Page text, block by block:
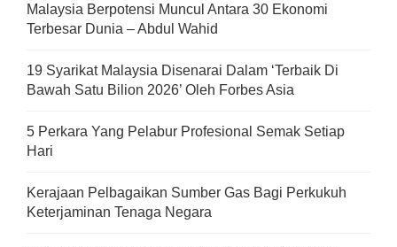
Malaysia Berpotensi Muncul Antara 30 Ekonomi
Terbesar Dunia – Abdul Wahid
19 Syarikat Malaysia Disenarai Dalam ‘Terbaik Di
Bawah Satu Bilion 2026’ Oleh Forbes Asia
5 Perkara Yang Pelabur Profesional Semak Setiap
Hari
Kerajaan Pelbagaikan Sumber Gas Bagi Perkukuh
Keterjaminan Tenaga Negara